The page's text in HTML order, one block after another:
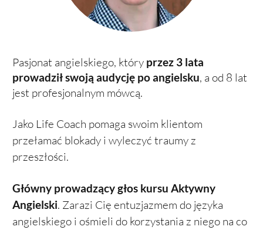
Pasjonat angielskiego, który przez 3 lata
prowadził swoją audycję po angielsku, a od 8 lat
jest profesjonalnym mówcą.
Jako Life Coach pomaga swoim klientom
przełamać blokady i wyleczyć traumy z
przeszłości.
Główny prowadzącygłos kursu Aktywny
Angielski. Zarazi Cię entuzjazmem do języka
angielskiego i ośmieli do korzystania z niego na co